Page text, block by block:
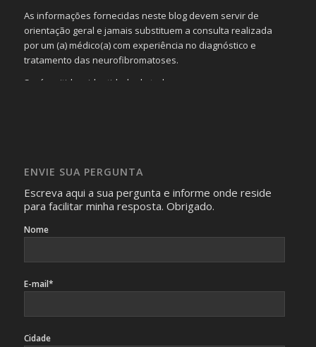
As informações fornecidas neste blog devem servir de
orientação geral e jamais substituem a consulta realizada
por um (a) médico(a) com experiência no diagnóstico e
tratamento das neurofibromatoses.
Será omitida a identidade de todas as pessoas que
identificação da pessoa fotografada.
ENVIE SUA PERGUNTA
Escreva aqui a sua pergunta e informe onde reside
para facilitar minha resposta. Obrigado.
Nome
E-mail*
Cidade